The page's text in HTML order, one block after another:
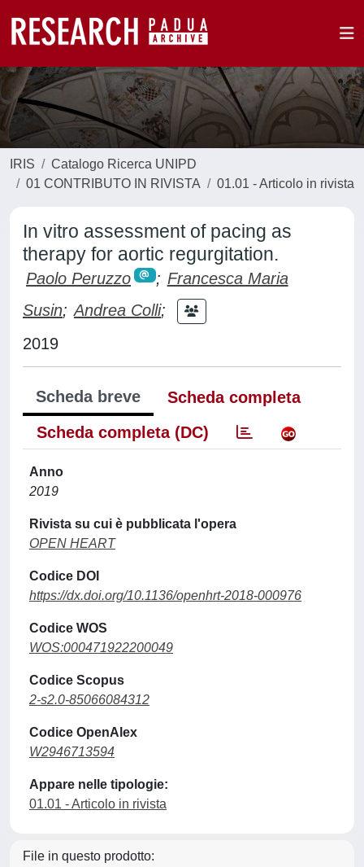
IRIS
Catalogo Ricerca UNIPD
01 CONTRIBUTO IN RIVISTA
01.01 - Articolo in rivista
In vitro assessment of pacing as
therapy for aortic regurgitation.
Paolo Peruzzo ; Francesca Maria
Susin; Andrea Colli;
2019
Scheda breve
Scheda completa
Scheda completa (DC)
Anno
2019
Rivista su cui è pubblicata l'opera
OPEN HEART
Codice DOI
https://dx.doi.org/10.1136/openhrt-2018-000976
Codice WOS
WOS:000471922200049
Codice Scopus
2-s2.0-85066084312
Codice OpenAlex
W2946713594
Appare nelle tipologie:
01.01 - Articolo in rivista
File in questo prodotto: